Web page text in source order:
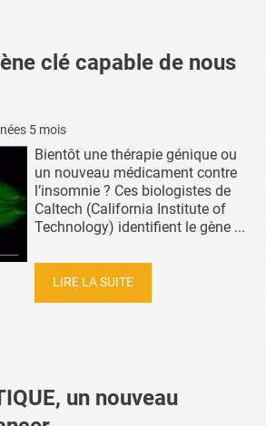
clé capable de nous
5 mois
Bientôt une thérapie génique ou
un nouveau médicament contre
l’insomnie ? Ces biologistes de
Caltech (California Institute of
Technology) identifient le gène ...
LIRE LA SUITE
un nouveau